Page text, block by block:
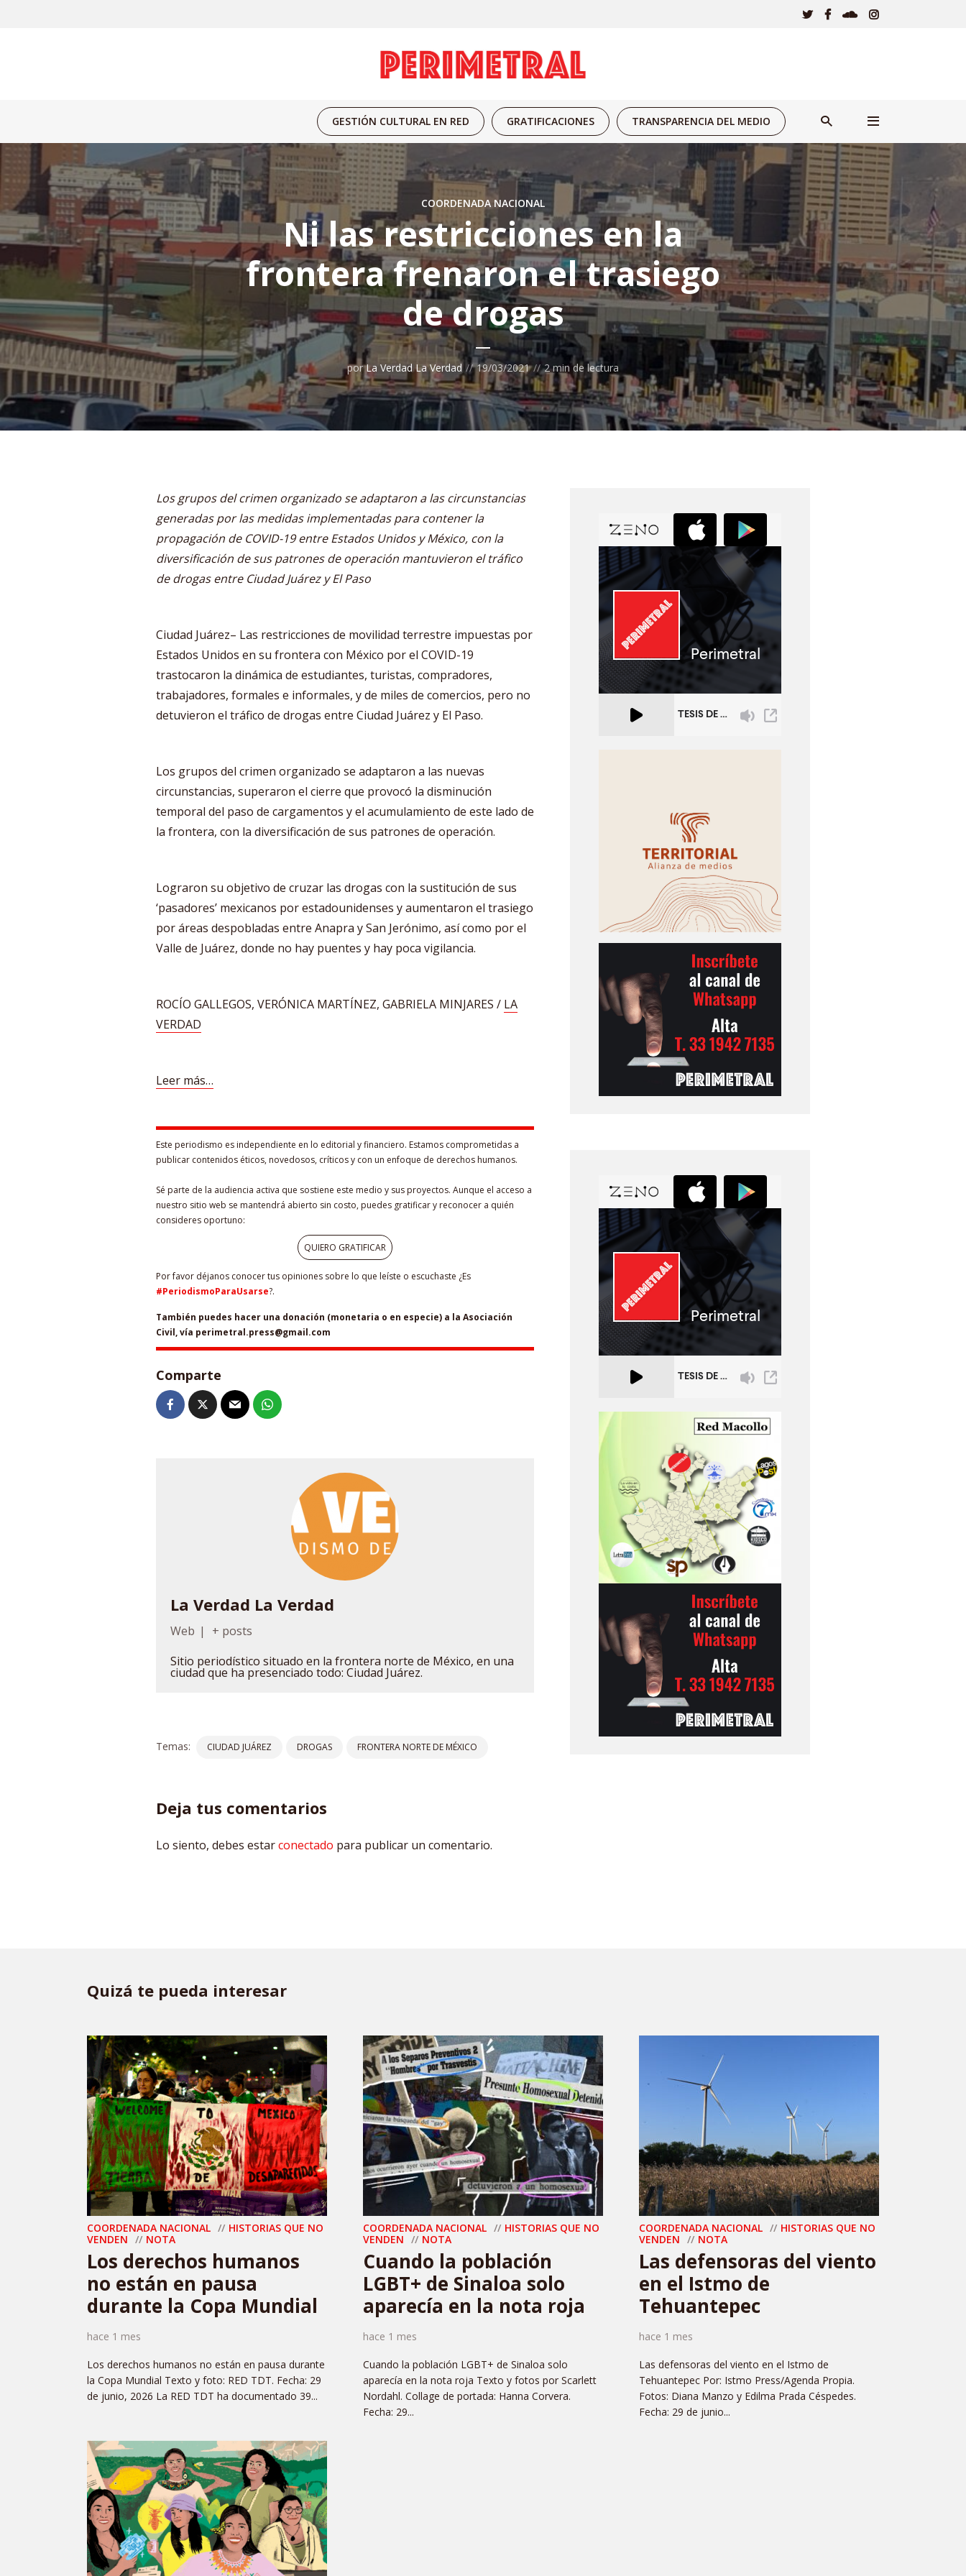
GESTIÓN CULTURAL EN RED GRATIFICACIONES TRANSPARENCIA DEL MEDIO
COORDENADA NACIONAL
Ni las restricciones en la
frontera frenaron el trasiego
de drogas
porLa Verdad La Verdad 19/03/2021 2 min de lectura
Los grupos del crimen organizado se adaptaron a las circunstancias
generadas por las medidas implementadas para contener la
propagación de COVID-19 entre Estados Unidos y México, con la
diversificación de sus patrones de operación mantuvieron el tráfico
de drogas entre Ciudad Juárez y El Paso
Ciudad Juárez– Las restricciones de movilidad terrestre impuestas por
Estados Unidos en su frontera con México por el COVID-19
trastocaron la dinámica de estudiantes, turistas, compradores,
trabajadores, formales e informales, y de miles de comercios, pero no
detuvieron el tráfico de drogas entre Ciudad Juárez y El Paso.
Los grupos del crimen organizado se adaptaron a las nuevas
circunstancias, superaron el cierre que provocó la disminución
temporal del paso de cargamentos y el acumulamiento de este lado de
la frontera, con la diversificación de sus patrones de operación.
Lograron su objetivo de cruzar las drogas con la sustitución de sus
‘pasadores’ mexicanos por estadounidenses y aumentaron el trasiego
por áreas despobladas entre Anapra y San Jerónimo, así como por el
Valle de Juárez, donde no hay puentes y hay poca vigilancia.
ROCÍO GALLEGOS, VERÓNICA MARTÍNEZ, GABRIELA MINJARES / LA
VERDAD
Leer más…
Este periodismo es independiente en lo editorial y financiero. Estamos comprometidas a
publicar contenidos éticos, novedosos, críticos y con un enfoque de derechos humanos.
Sé parte de la audiencia activa que sostiene este medio y sus proyectos. Aunque el acceso a
nuestro sitio web se mantendrá abierto sin costo, puedes gratificar y reconocer a quién
consideres oportuno:
QUIERO GRATIFICAR
Por favor déjanos conocer tus opiniones sobre lo que leíste o escuchaste ¿Es
#PeriodismoParaUsarse?.
También puedes hacer una donación (monetaria o en especie) a la Asociación
Civil, vía perimetral.press@gmail.com
Comparte
La Verdad La Verdad
Web |
+ posts
Sitio periodístico situado en la frontera norte de México, en una
ciudad que ha presenciado todo: Ciudad Juárez.
Temas: CIUDAD JUÁREZ DROGAS FRONTERA NORTE DE MÉXICO
Deja tus comentarios
Lo siento, debes estarconectado para publicar un comentario.
Quizá te pueda interesar
COORDENADA NACIONAL
HISTORIAS QUE NO
VENDEN
NOTA
Los derechos humanos
no están en pausa
durante la Copa Mundial
hace 1 mes
Los derechos humanos no están en pausa durante
la Copa Mundial Texto y foto: RED TDT. Fecha: 29
de junio, 2026 La RED TDT ha documentado 39...
COORDENADA NACIONAL
HISTORIAS QUE NO
VENDEN
NOTA
Cuando la población
LGBT+ de Sinaloa solo
aparecía en la nota roja
hace 1 mes
Cuando la población LGBT+ de Sinaloa solo
aparecía en la nota roja Texto y fotos por Scarlett
Nordahl. Collage de portada: Hanna Corvera.
Fecha: 29...
COORDENADA NACIONAL
HISTORIAS QUE NO
VENDEN
NOTA
Las defensoras del viento
en el Istmo de
Tehuantepec
hace 1 mes
Las defensoras del viento en el Istmo de
Tehuantepec Por: Istmo Press/Agenda Propia.
Fotos: Diana Manzo y Edilma Prada Céspedes.
Fecha: 29 de junio...